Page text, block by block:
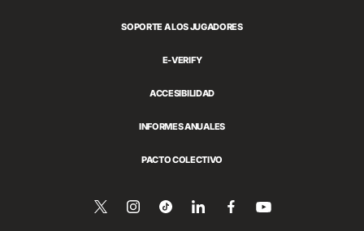
SOPORTE A LOS JUGADORES
E-VERIFY
ACCESIBILIDAD
INFORMES ANUALES
PACTO COLECTIVO
SíguenosFollow
Follow
CompartirSíguenos
Ver
en